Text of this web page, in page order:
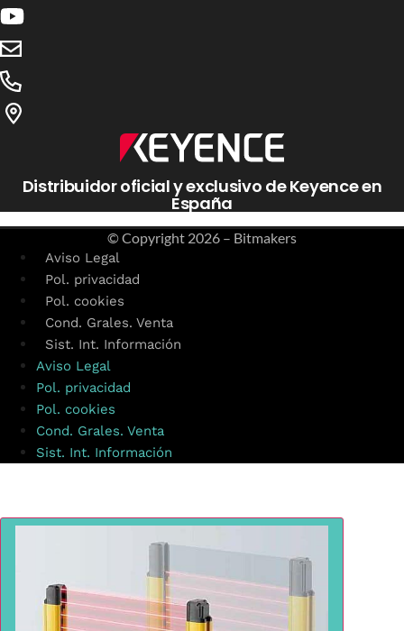
Distribuidor oficial y exclusivo de Keyence en
España
© Copyright 2026 – Bitmakers
Aviso Legal
Pol. privacidad
Pol. cookies
Cond. Grales. Venta
Sist. Int. Información
Aviso Legal
Pol. privacidad
Pol. cookies
Cond. Grales. Venta
Sist. Int. Información